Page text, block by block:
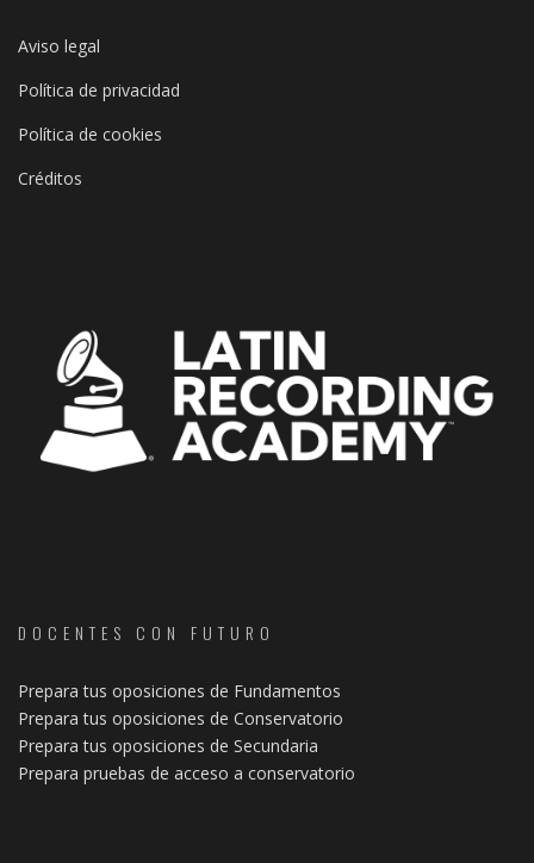
Aviso legal
Política de privacidad
Política de cookies
Créditos
DOCENTES CON FUTURO
Prepara tus oposiciones de Fundamentos
Prepara tus oposiciones de Conservatorio
Prepara tus oposiciones de Secundaria
Prepara pruebas de acceso a conservatorio